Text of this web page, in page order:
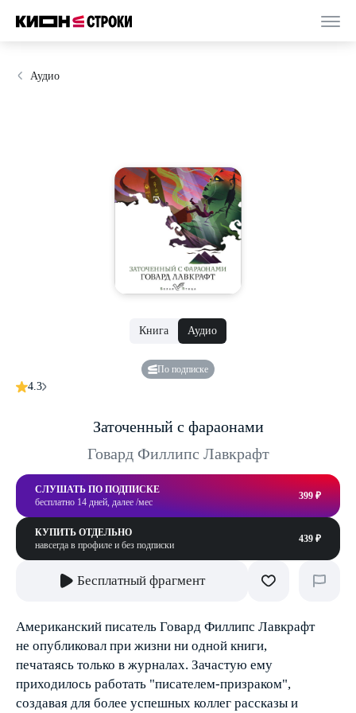
Аудио
Книга Аудио
По подписке
4.3
Заточенный с фараонами
Говард Филлипс Лавкрафт
СЛУШАТЬ ПО ПОДПИСКЕ
бесплатно 14 дней, далее /мес
399 ₽
КУПИТЬ ОТДЕЛЬНО
навсегда в профиле и без подписки
439 ₽
Бесплатный фрагмент
Американский писатель Говард Филлипс Лавкрафт
не опубликовал при жизни ни одной книги,
печатаясь только в журналах. Зачастую ему
приходилось работать "писателем-призраком",
создавая для более успешных коллег рассказы и